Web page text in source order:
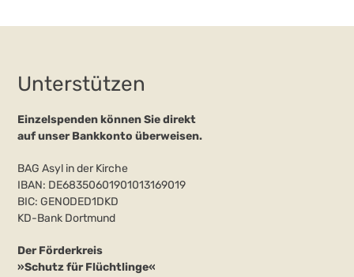
Unterstützen
Einzelspenden können Sie direkt
auf unser Bankkonto überweisen.
BAG Asyl in der Kirche
IBAN: DE68350601901013169019
BIC: GENODED1DKD
KD-Bank Dortmund
Der Förderkreis
»Schutz für Flüchtlinge«